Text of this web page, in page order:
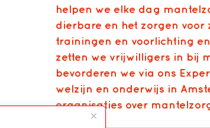
helpen we elke dag
dierbare en het zorgen voor
trainingen en voorlichting
zetten we vrijwilligers in bij
bevorderen we via ons
welzijn en onderwijs in
organisaties over